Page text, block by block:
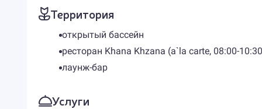
Территория
открытый бассейн
ресторан Khana Khzana (a`la carte, 08:00-
лаунж-бар
Услуги